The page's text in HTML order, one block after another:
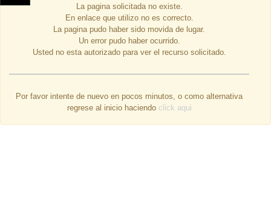
Aumentar texto (+)
Reducir texto (-)
Restablecer texto
Escala de grises
La pagina solicitada no existe.
En enlace que utilizo no es correcto.
La pagina pudo haber sido movida de lugar.
Un error pudo haber ocurrido.
Usted no esta autorizado para ver el recurso solicitado.
Por favor intente de nuevo en pocos minutos, o como alternativa
regrese al inicio haciendo click aqui